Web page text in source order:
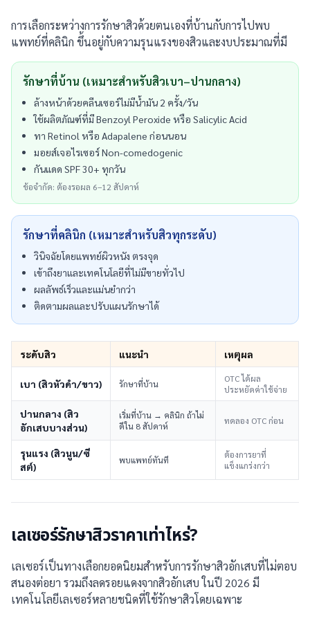
การเลือกระหว่างการรักษาสิวด้วยตนเองที่บ้านกับการไปพบ
แพทย์ที่คลินิก ขึ้นอยู่กับความรุนแรงของสิวและงบประมาณที่มี
รักษาที่บ้าน (เหมาะสำหรับสิวเบา–ปานกลาง)
ล้างหน้าด้วยคลีนเซอร์ไม่มีน้ำมัน 2 ครั้ง/วัน
ใช้ผลิตภัณฑ์ที่มี Benzoyl Peroxide หรือ Salicylic Acid
ทา Retinol หรือ Adapalene ก่อนนอน
มอยส์เจอไรเซอร์ Non-comedogenic
กันแดด SPF 30+ ทุกวัน
ข้อจำกัด: ต้องรอผล 6–12 สัปดาห์
รักษาที่คลินิก (เหมาะสำหรับสิวทุกระดับ)
วินิจฉัยโดยแพทย์ผิวหนัง ตรงจุด
เข้าถึงยาและเทคโนโลยีที่ไม่มีขายทั่วไป
ผลลัพธ์เร็วและแม่นยำกว่า
ติดตามผลและปรับแผนรักษาได้
ระดับสิว แนะนำ เหตุผล
เบา (สิวหัวดำ/ขาว) รักษาที่บ้าน
OTC ได้ผล
ประหยัดค่าใช้จ่าย
ปานกลาง (สิว
อักเสบบางส่วน)
เริ่มที่บ้าน → คลินิก ถ้าไม่
ดีใน 8 สัปดาห์
ทดลอง OTC ก่อน
รุนแรง (สิวนูน/ซี
สต์)
พบแพทย์ทันที
ต้องการยาที่
แข็งแกร่งกว่า
เลเซอร์รักษาสิวราคาเท่าไหร่?
เลเซอร์เป็นทางเลือกยอดนิยมสำหรับการรักษาสิวอักเสบที่ไม่ตอบ
สนองต่อยา รวมถึงลดรอยแดงจากสิวอักเสบ ในปี 2026 มี
เทคโนโลยีเลเซอร์หลายชนิดที่ใช้รักษาสิวโดยเฉพาะ